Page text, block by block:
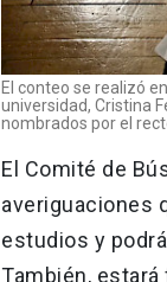
El conteo se realizó
universidad, Cristina
nombrados por el
El Comité de
averiguaciones
estudios y
También,